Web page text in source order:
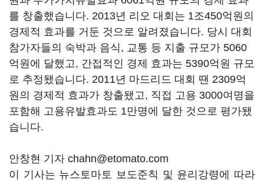
를 창출했습니다. 2013년 리오 대회는 1조450억원의
경제적 효과를 거둔 것으로 알려졌습니다. 당시 대회
참가자들의 숙박과 음식, 교통 등 지출 규모가 5060
억원에 달했고, 간접적인 경제 효과는 5390억원 규모
로 추정됐습니다. 2011년 마드리드 대회 땐 2309억
원의 경제적 효과가 창출됐고, 직접 고용 3000여명을
포함해 고용유발효과도 1만명에 달한 것으로 평가됐
습니다.
안창현 기자 chahn@etomato.com
이 기사는 뉴스토마토 보도준칙 및 윤리강령에 따라